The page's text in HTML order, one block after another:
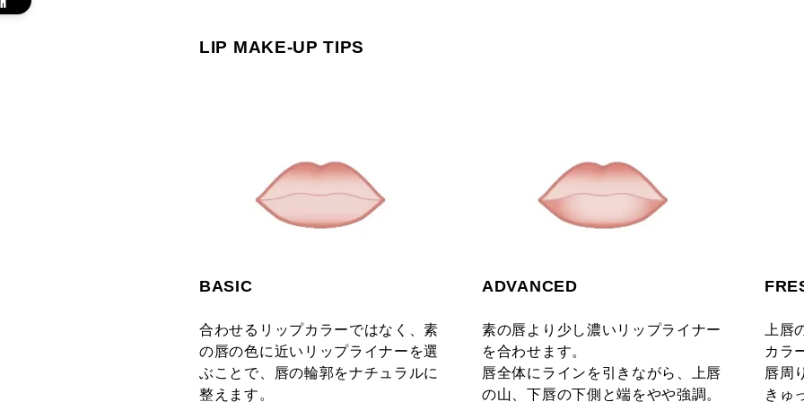
LIP MAKE-UP TIPS
BASIC
合わせるリップカラーではなく、素
の唇の色に近いリップライナーを選
ぶことで、唇の輪郭をナチュラルに
整えます。
ADVANCED
素の唇より少し濃いリップライナー
を合わせます。
唇全体にラインを引きながら、上唇
の山、下唇の下側と端をやや強調。
上唇
カラ
唇周
きゅ